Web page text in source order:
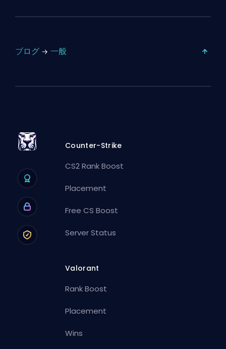
ブログ 一般
Counter-Strike
CS2 Rank Boost
Placement
Free CS Boost
Server Status
Valorant
Rank Boost
Placement
Wins